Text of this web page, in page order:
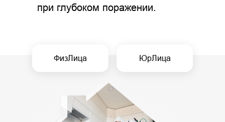
при глубоком поражении.
ФизЛица ЮрЛица